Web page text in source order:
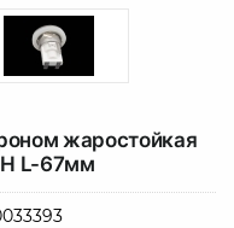
жаростойкая
L-67мм